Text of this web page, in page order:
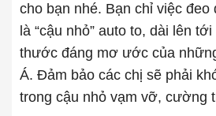
cho bạn nhé. Bạn chỉ việc
là “cậu nhỏ” auto to, dài lên
thước đáng mơ ước của
Á. Đảm bảo các chị sẽ phải
trong cậu nhỏ vạm vỡ, cường